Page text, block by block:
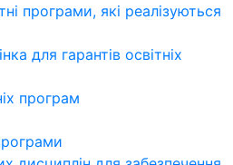
програми, які реалізуються
для гарантів освітніх
програм